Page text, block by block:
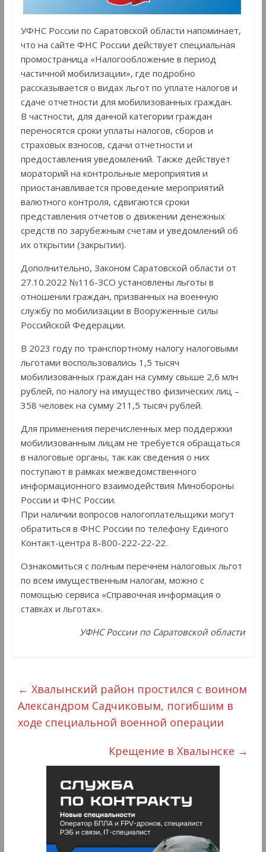
УФНС России по Саратовской области напоминает,
что на сайте ФНС России действует специальная
промостраница «Налогообложение в период
частичной мобилизации», где подробно
рассказывается о видах льгот по уплате налогов и
сдаче отчетности для мобилизованных граждан.
В частности, для данной категории граждан
переносятся сроки уплаты налогов, сборов и
страховых взносов, сдачи отчетности и
предоставления уведомлений. Также действует
мораторий на контрольные мероприятия и
приостанавливается проведение мероприятий
валютного контроля, сдвигаются сроки
представления отчетов о движении денежных
средств по зарубежным счетам и уведомлений об
их открытии (закрытии).
Дополнительно, Законом Саратовской области от
27.10.2022 №116-ЗСО установлены льготы в
отношении граждан, призванных на военную
службу по мобилизации в Вооруженные силы
Российской Федерации.
В 2023 году по транспортному налогу налоговыми
льготами воспользовались 1,5 тысяч
мобилизованных граждан на сумму свыше 2,6 млн
рублей, по налогу на имущество физических лиц –
358 человек на сумму 211,5 тысяч рублей.
Для применения перечисленных мер поддержки
мобилизованным лицам не требуется обращаться
в налоговые органы, так как сведения о них
поступают в рамках межведомственного
информационного взаимодействия Минобороны
России и ФНС России.
При наличии вопросов налогоплательщики могут
обратиться в ФНС России по телефону Единого
Контакт-центра 8-800-222-22-22.
Ознакомиться с полным перечнем налоговых льгот
по всем имущественным налогам, можно с
помощью сервиса «Справочная информация о
ставках и льготах».
УФНС России по Саратовской области
← Хвалынский район простился с воином
Александром Садчиковым, погибшим в
ходе специальной военной операции
Крещение в Хвалынске →